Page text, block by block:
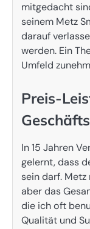
mitgedacht
seinem Metz
darauf
werden. Ein
Umfeld
Preis-
In 15 Jahren
gelernt, dass
sein darf.
aber das
die ich oft
Qualität und